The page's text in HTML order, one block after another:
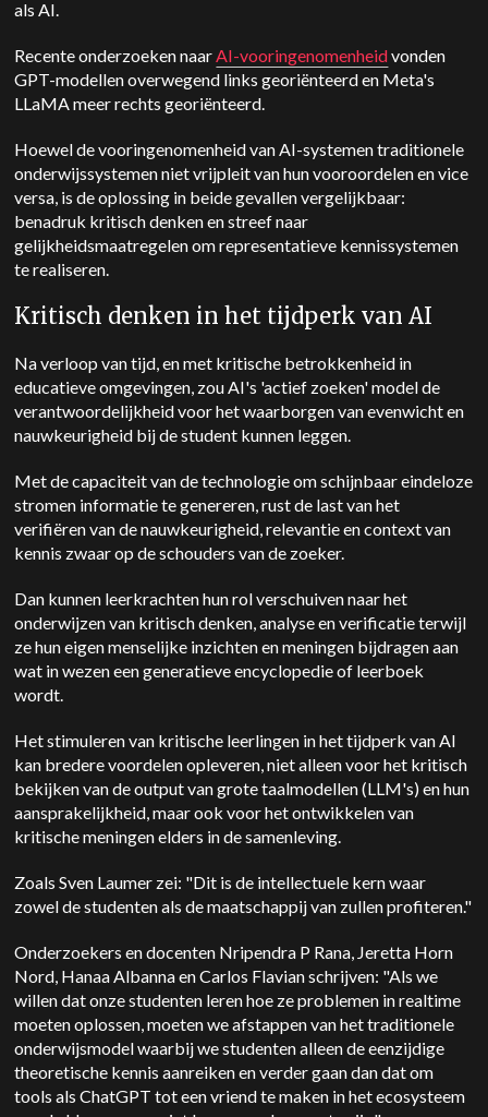
als AI.
Recente onderzoeken naarAI-vooringenomenheidvonden
GPT-modellen overwegend links georiënteerd en Meta's
LLaMA meer rechts georiënteerd.
Hoewel de vooringenomenheid van AI-systemen traditionele
onderwijssystemen niet vrijpleit van hun vooroordelen en vice
versa, is de oplossing in beide gevallen vergelijkbaar:
benadruk kritisch denken en streef naar
gelijkheidsmaatregelen om representatieve kennissystemen
te realiseren.
Kritisch denken in het tijdperk van AI
Na verloop van tijd, en met kritische betrokkenheid in
educatieve omgevingen, zou AI's 'actief zoeken' model de
verantwoordelijkheid voor het waarborgen van evenwicht en
nauwkeurigheid bij de student kunnen leggen.
Met de capaciteit van de technologie om schijnbaar eindeloze
stromen informatie te genereren, rust de last van het
verifiëren van de nauwkeurigheid, relevantie en context van
kennis zwaar op de schouders van de zoeker.
Dan kunnen leerkrachten hun rol verschuiven naar het
onderwijzen van kritisch denken, analyse en verificatie terwijl
ze hun eigen menselijke inzichten en meningen bijdragen aan
wat in wezen een generatieve encyclopedie of leerboek
wordt.
Het stimuleren van kritische leerlingen in het tijdperk van AI
kan bredere voordelen opleveren, niet alleen voor het kritisch
bekijken van de output van grote taalmodellen (LLM's) en hun
aansprakelijkheid, maar ook voor het ontwikkelen van
kritische meningen elders in de samenleving.
Zoals Sven Laumer zei: "Dit is de intellectuele kern waar
zowel de studenten als de maatschappij van zullen profiteren."
Onderzoekers en docenten Nripendra P Rana, Jeretta Horn
Nord, Hanaa Albanna en Carlos Flavian schrijven: "Als we
willen dat onze studenten leren hoe ze problemen in realtime
moeten oplossen, moeten we afstappen van het traditionele
onderwijsmodel waarbij we studenten alleen de eenzijdige
theoretische kennis aanreiken en verder gaan dan dat om
tools als ChatGPT tot een vriend te maken in het ecosysteem